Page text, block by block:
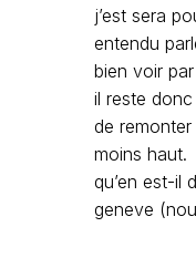
j’est sera
entendu
bien voir
il reste
de remonter
moins haut.
qu’en est-il
geneve